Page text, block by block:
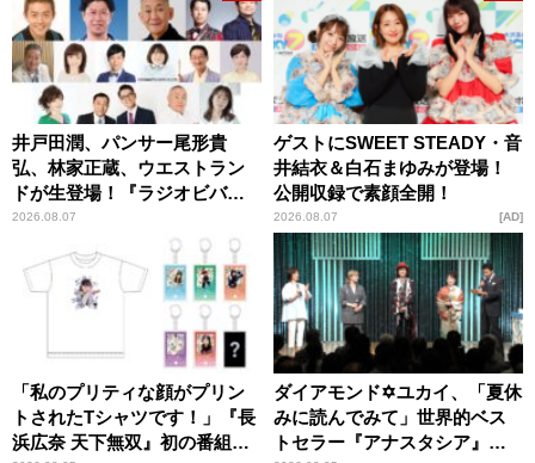
井戸田潤、パンサー尾形貴
弘、林家正蔵、ウエストラン
ドが生登場！『ラジオビバリ
ー昼ズ』
2026.08.07
ゲストにSWEET STEADY・音
井結衣＆白石まゆみが登場！
公開収録で素顔全開！
2026.08.07 AD
「私のプリティな顔がプリン
トされたTシャツです！」『長
浜広奈 天下無双』初の番組グ
ダイアモンド✡ユカイ、「夏休
みに読んでみて」世界的ベス
トセラー『アナスタシア』を